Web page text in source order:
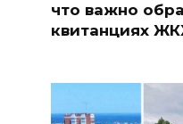
что важно
квитанциях